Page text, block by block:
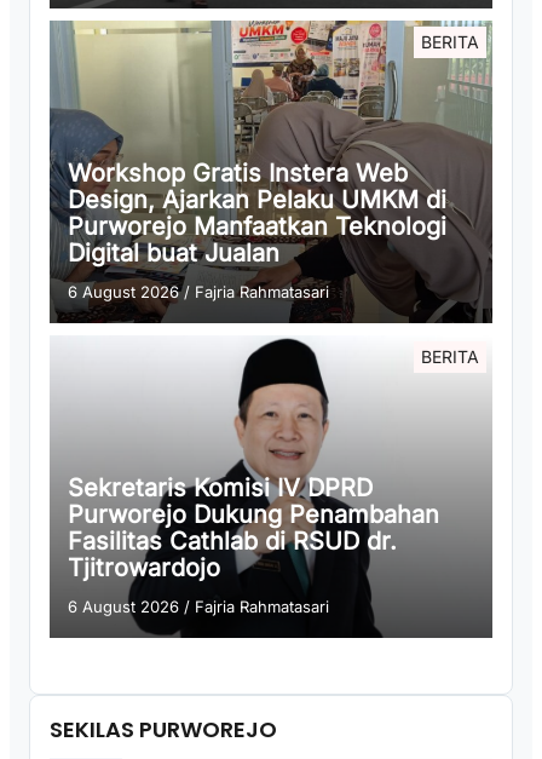
BERITA
Workshop Gratis Instera Web
Design, Ajarkan Pelaku UMKM di
Purworejo Manfaatkan Teknologi
Digital buat Jualan
6 August 2026/ Fajria Rahmatasari
BERITA
Sekretaris Komisi IV DPRD
Purworejo Dukung Penambahan
Fasilitas Cathlab di RSUD dr.
Tjitrowardojo
6 August 2026 / Fajria Rahmatasari
SEKILAS PURWOREJO